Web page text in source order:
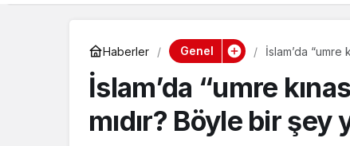
Haberler Genel
İslam’da “umre
İslam’da “umre
mıdır? Böyle bir